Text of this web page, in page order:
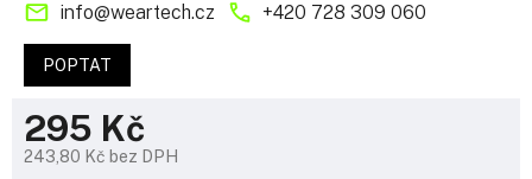
295 Kč
243,80 Kč bez DPH
info@weartech.cz +420 728 309 060
POPTAT